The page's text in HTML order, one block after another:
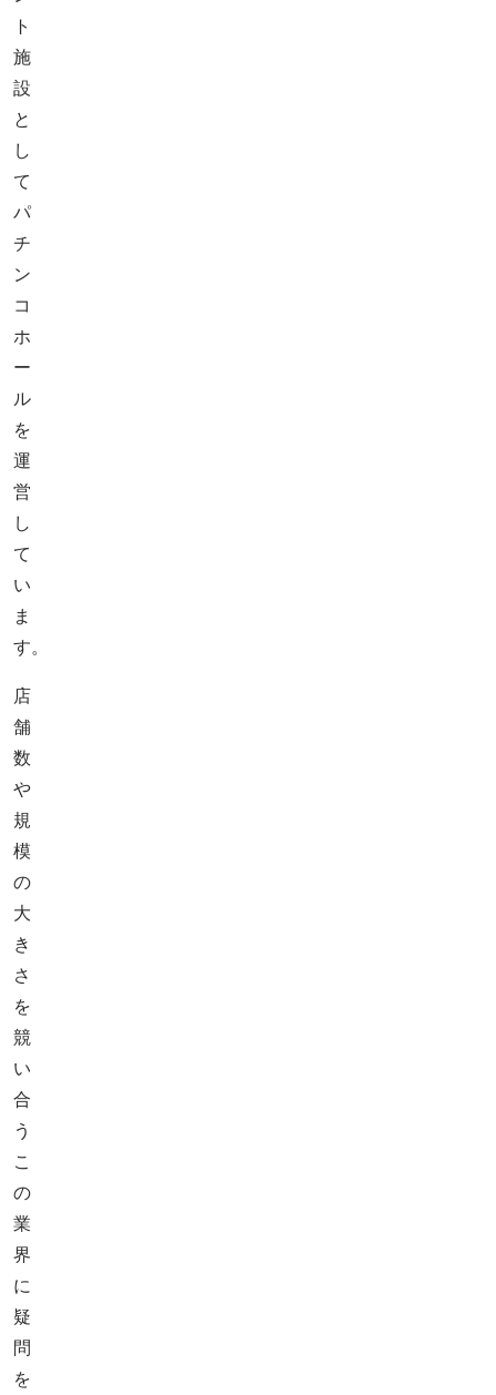
ト
施
設
と
し
て
パ
チ
ン
コ
ホ
ー
ル
を
運
営
し
て
い
ま
す。
店
舗
数
や
規
模
の
大
き
さ
を
競
い
合
う
こ
の
業
界
に
疑
問
を